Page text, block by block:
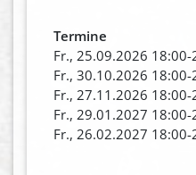
Termine
Fr., 25.09.2026
Fr., 30.10.2026
Fr., 27.11.2026
Fr., 29.01.2027
Fr., 26.02.2027